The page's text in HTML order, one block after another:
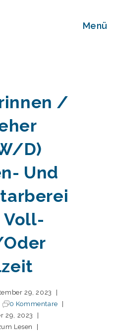
Menü
/
d)
Und
Voll-
29, 2023
0 Kommentare
29, 2023
Lesen